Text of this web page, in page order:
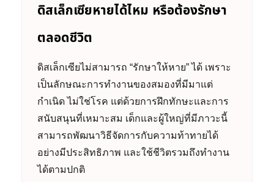
ดิสเล็กเซียหายได้ไหม หรือต้องรักษา
ตลอดชีวิต
ดิสเล็กเซียไม่สามารถ “รักษาให้หาย” ได้ เพราะ
เป็นลักษณะการทำงานของสมองที่มีมาแต่
กำเนิด ไม่ใช่โรค แต่ด้วยการฝึกทักษะและการ
สนับสนุนที่เหมาะสม เด็กและผู้ใหญ่ที่มีภาวะนี้
สามารถพัฒนาวิธีจัดการกับความท้าทายได้
อย่างมีประสิทธิภาพ และใช้ชีวิตรวมถึงทำงาน
ได้ตามปกติ